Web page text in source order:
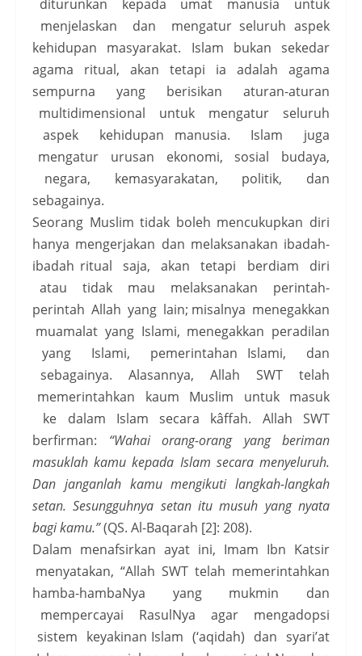
diturunkan kepada umat manusia untuk
menjelaskan dan mengatur seluruh aspek
kehidupan masyarakat. Islam bukan sekedar
agama ritual, akan tetapi ia adalah agama
sempurna yang berisikan aturan-aturan
multidimensional untuk mengatur seluruh
aspek kehidupan manusia. Islam juga
mengatur urusan ekonomi, sosial budaya,
negara, kemasyarakatan, politik, dan
sebagainya.
Seorang Muslim tidak boleh mencukupkan diri
hanya mengerjakan dan melaksanakan ibadah-
ibadah ritual saja, akan tetapi berdiam diri
atau tidak mau melaksanakan perintah-
perintah Allah yang lain; misalnya menegakkan
muamalat yang Islami, menegakkan peradilan
yang Islami, pemerintahan Islami, dan
sebagainya. Alasannya, Allah SWT telah
memerintahkan kaum Muslim untuk masuk
ke dalam Islam secara kâffah. Allah SWT
berfirman: “Wahai orang-orang yang beriman
masuklah kamu kepada Islam secara menyeluruh.
Dan janganlah kamu mengikuti langkah-langkah
setan. Sesungguhnya setan itu musuh yang nyata
bagi kamu.”(QS. Al-Baqarah [2]: 208).
Dalam menafsirkan ayat ini, Imam Ibn Katsir
menyatakan, “Allah SWT telah memerintahkan
hamba-hambaNya yang mukmin dan
mempercayai RasulNya agar mengadopsi
sistem keyakinan Islam (‘aqidah) dan syari’at